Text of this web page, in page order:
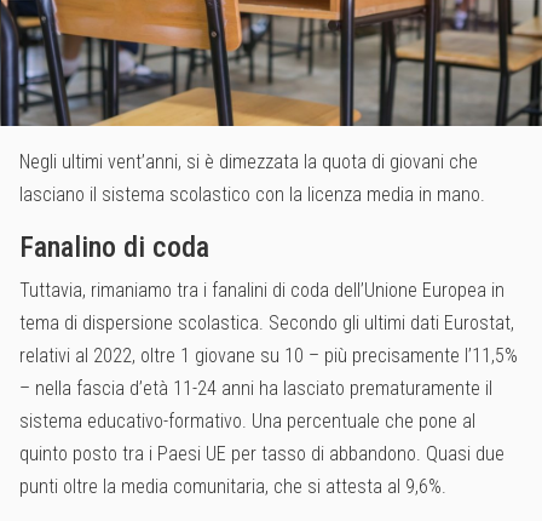
Negli ultimi vent’anni, si è dimezzata la quota di giovani che
lasciano il sistema scolastico con la licenza media in mano.
Fanalino di coda
Tuttavia, rimaniamo tra i fanalini di coda dell’Unione Europea in
tema di dispersione scolastica. Secondo gli ultimi dati Eurostat,
relativi al 2022, oltre 1 giovane su 10 – più precisamente l’11,5%
– nella fascia d’età 11-24 anni ha lasciato prematuramente il
sistema educativo-formativo. Una percentuale che pone al
quinto posto tra i Paesi UE per tasso di abbandono. Quasi due
punti oltre la media comunitaria, che si attesta al 9,6%.